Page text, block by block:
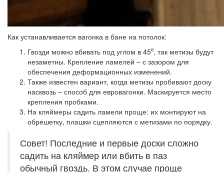
Как устанавливается вагонка в бане на потолок:
Гвозди можно вбивать под углом в 45⁰, так метизы будут
незаметны. Крепление ламелей – с зазором для
обеспечения деформационных изменений.
Также известен вариант, когда метизы пробивают доску
насквозь – способ для евровагонки. Маскируется место
крепления пробками.
На кляймеры садить ламели проще: их монтируют на
обрешетку, плашки сцепляются с метизами по порядку.
Совет! Последние и первые доски сложно
садить на кляймер или вбить в паз
обычный гвоздь. В этом случае проще